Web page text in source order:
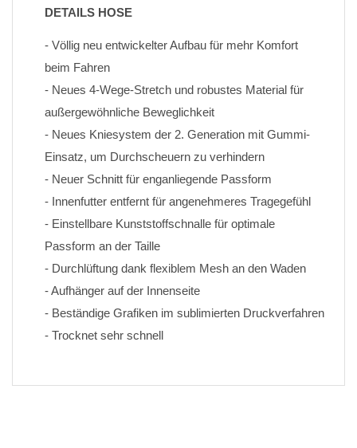
DETAILS HOSE
- Völlig neu entwickelter Aufbau für mehr Komfort
beim Fahren
- Neues 4-Wege-Stretch und robustes Material für
außergewöhnliche Beweglichkeit
- Neues Kniesystem der 2. Generation mit Gummi-
Einsatz, um Durchscheuern zu verhindern
- Neuer Schnitt für enganliegende Passform
- Innenfutter entfernt für angenehmeres Tragegefühl
- Einstellbare Kunststoffschnalle für optimale
Passform an der Taille
- Durchlüftung dank flexiblem Mesh an den Waden
- Aufhänger auf der Innenseite
- Trocknet sehr schnell